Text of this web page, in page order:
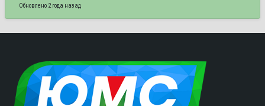
Обновлено 2 года назад